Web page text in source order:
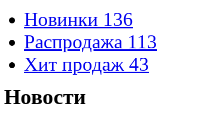
Новинки 136
Распродажа 113
Хит продаж 43
Новости